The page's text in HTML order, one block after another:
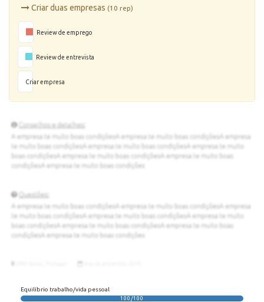
Criar duas empresas (10 rep)
Review de emprego
Review de entrevista
Criar empresa
Equilíbrio trabalho/vida pessoal
100/100